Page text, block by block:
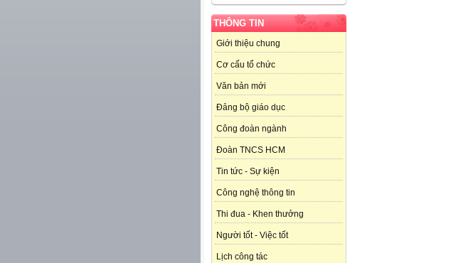
THÔNG TIN
Giới thiệu chung
Cơ cấu tổ chức
Văn bản mới
Đảng bộ giáo dục
Công đoàn ngành
Đoàn TNCS HCM
Tin tức - Sự kiện
Công nghệ thông tin
Thi đua - Khen thưởng
Người tốt - Việc tốt
Lịch công tác